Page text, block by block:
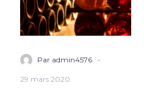
Par admin4576 -
29 mars 2020